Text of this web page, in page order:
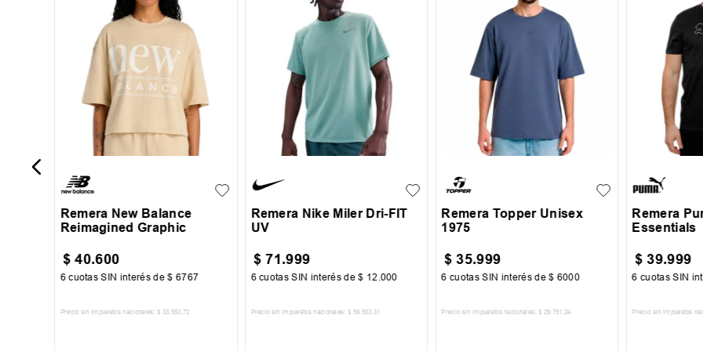
S XL
Remera New Balance
Reimagined Graphic
$ 40.600
6 cuotas SIN interés de$ 6767
Precio sin impuestos nacionales: $ 33.553 ,72
M XL
Remera Nike Miler Dri-FIT
UV
$ 71.999
6 cuotas SIN interés de$ 12 .000
Precio sin impuestos nacionales: $ 59.503 ,31
L
M XL
Remera Topper Unisex
1975
$ 35.999
6 cuotas SIN interés de$ 6000
Precio sin impuestos nacionales: $ 29.751 ,24
M
Remera
Essentials
$ 39.999
6 cuotas SIN
Precio sin impuestos